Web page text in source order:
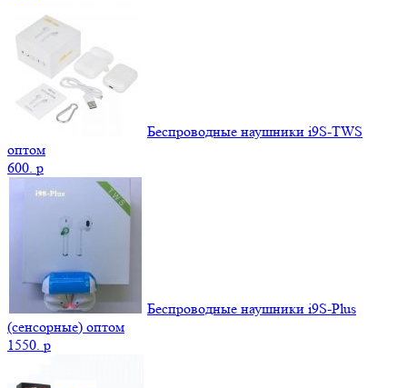
Беспроводные наушники i9S-TWS
оптом
600. p
Беспроводные наушники i9S-Plus
(сенсорные) оптом
1550. p